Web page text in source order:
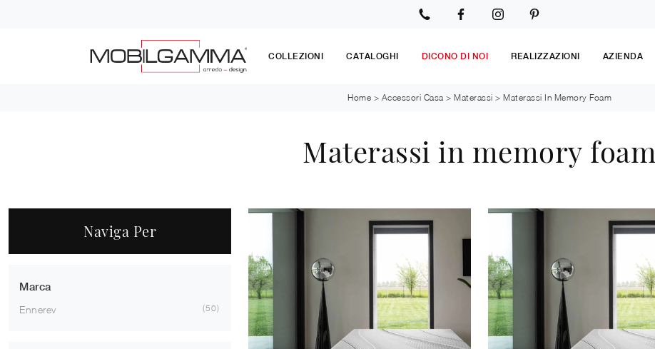
COLLEZIONI CATALOGHI DICONO DI NOI REALIZZAZIONI AZIENDA
Home > Accessori Casa > Materassi > Materassi In Memory Foam
Materassi in memory foam
Naviga Per
Marca
Ennerev
50